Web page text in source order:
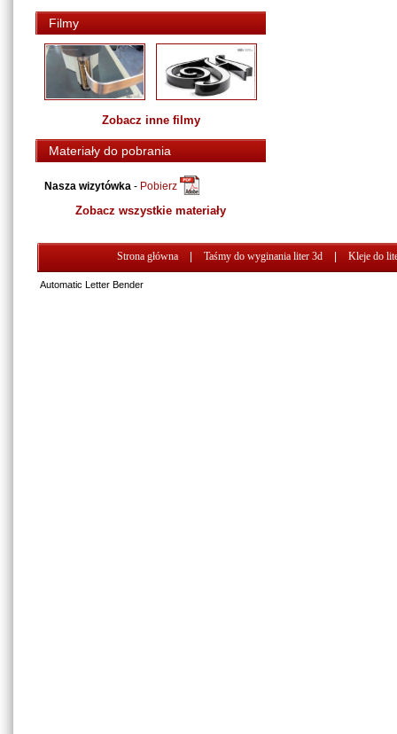
Filmy
Zobacz inne filmy
Materiały do pobrania
Nasza wizytówka - Pobierz
Zobacz wszystkie materiały
Strona główna Taśmy do wyginania liter 3d Kleje do
Automatic Letter Bender